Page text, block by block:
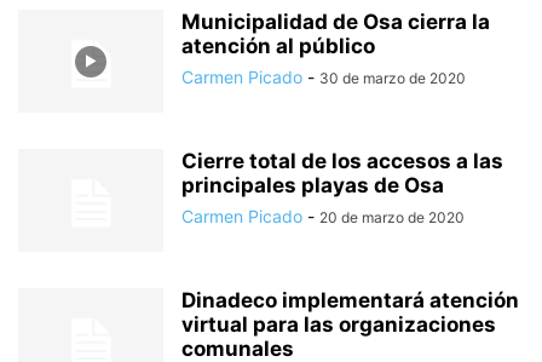
Municipalidad de Osa cierra la
atención al público
Carmen Picado - 30 de marzo de 2020
Cierre total de los accesos a las
principales playas de Osa
Carmen Picado - 20 de marzo de 2020
Dinadeco implementará atención
virtual para las organizaciones
comunales